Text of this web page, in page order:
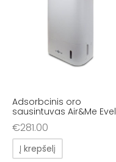
Adsorbcinis oro
sausintuvas Air&Me Evel
€281.00
Į krepšelį